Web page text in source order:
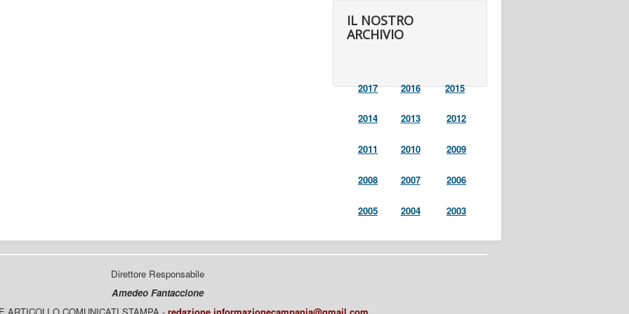
IL NOSTRO
ARCHIVIO
2017 2016 2015
2014 2013 2012
2011 2010 2009
2008 2007 2006
2005 2004 2003
Direttore Responsabile
Amedeo Fantaccione